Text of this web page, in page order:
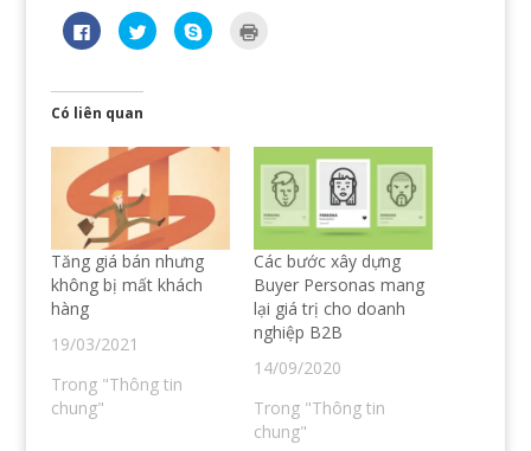
N
h
à
o
a
s
ẻ
t
r
ê
n
F
a
c
o
o
(
O
p
e
B
ấ
ẻ
r
n
T
w
i
t
t
e
n
C
l
a
o
S
y
p
O
n
s
n
n
e
w
w
i
n
o
Có liên quan
Tăng giá bán nhưng
không bị mất khách
hàng
19/03/2021
Trong "Thông tin
chung"
Các bước xây dựng
Buyer Personas mang
lại giá trị cho doanh
nghiệp B2B
14/09/2020
Trong "Thông tin
chung"